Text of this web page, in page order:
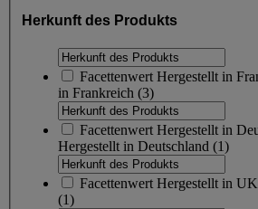
Herkunft des Produkts
Facettenwert Hergestellt in
in Frankreich (3)
Facettenwert Hergestellt in
Hergestellt in Deutschland (1)
Facettenwert Hergestellt in UK
(1)